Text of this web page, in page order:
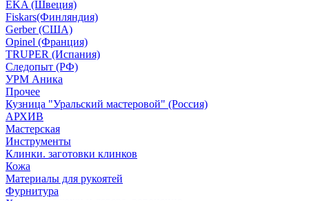
EKA (Швеция)
Fiskars(Финляндия)
Gerber (США)
Opinel (Франция)
TRUPER (Испания)
Следопыт (РФ)
УРМ Аника
Прочее
Кузница "Уральский мастеровой" (Россия)
АРХИВ
Мастерская
Инструменты
Клинки. заготовки клинков
Кожа
Материалы для рукоятей
Фурнитура